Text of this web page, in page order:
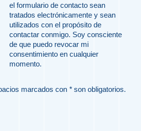
el formulario de contacto sean
tratados electrónicamente y sean
utilizados con el propósito de
contactar conmigo. Soy consciente
de que puedo revocar mi
consentimiento en cualquier
momento.
marcados con * son obligatorios.